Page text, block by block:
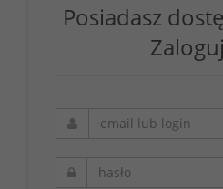
Posiadasz